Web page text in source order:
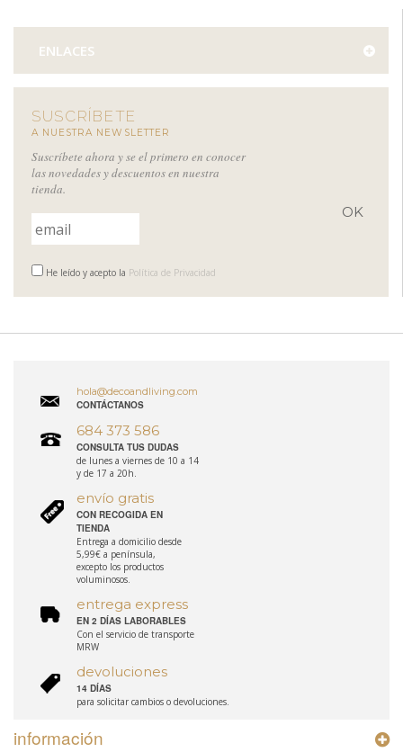
ENLACES
SUSCRÍBETE
A NUESTRA NEWSLETTER
Suscríbete ahora y se el primero en conocer
las novedades y descuentos en nuestra
tienda.
He leído y acepto la Política de Privacidad
hola@decoandliving.com
CONTÁCTANOS
684 373 586
CONSULTA TUS DUDAS
de lunes a viernes de 10 a 14
y de 17 a 20h.
envío gratis
CON RECOGIDA EN
TIENDA
Entrega a domicilio desde
5,99€ a península,
excepto los productos
voluminosos.
entrega express
EN 2 DÍAS LABORABLES
Con el servicio de transporte
MRW
devoluciones
14 DÍAS
para solicitar cambios o devoluciones.
información